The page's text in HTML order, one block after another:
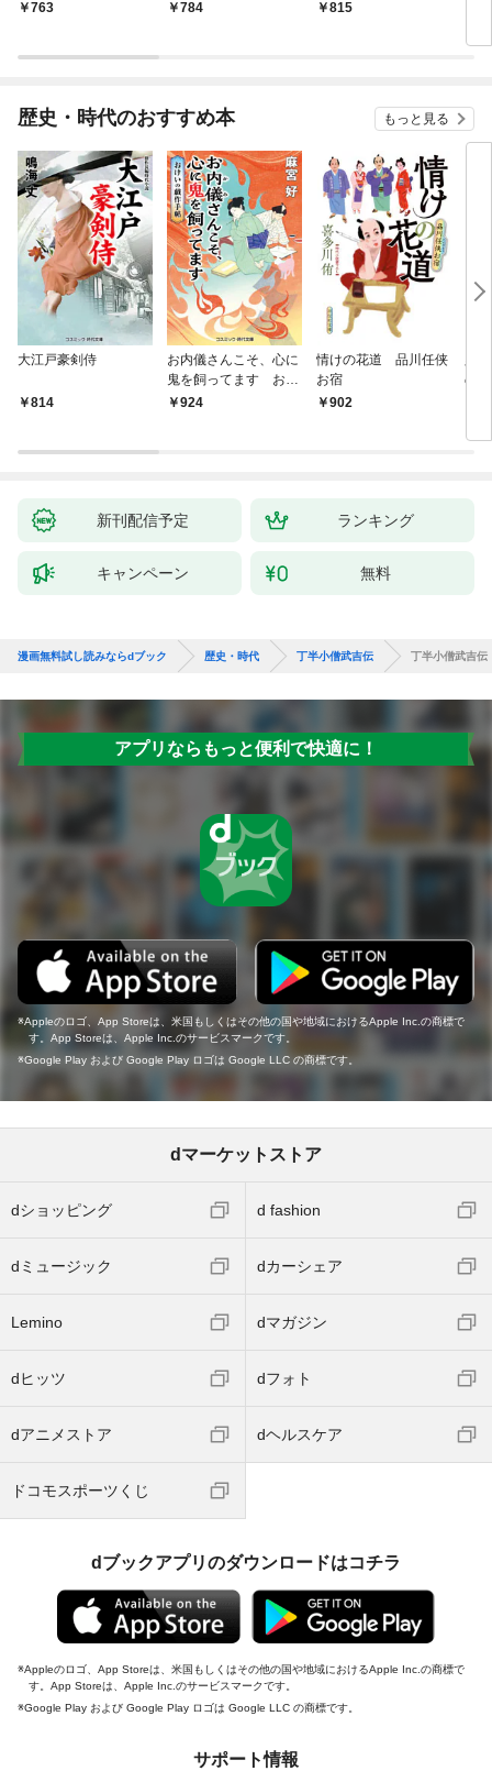
763 784 815
歴史・時代のおすすめ本 もっと見る
大江戸豪剣侍
814
お内儀さんこそ、心に
鬼を飼ってます おけ
いの戯作手帖
924
情けの花道 品川任侠
お宿
902
の
新刊配信予定 ランキング
キャンペーン 無料
漫画無料試し読みならdブック 歴史・時代 丁半小僧武吉伝 丁半小僧武吉
アプリならもっと便利で快適に！
Appleのロゴ、App Storeは、米国もしくはその他の国や地域におけるApple Inc.の商標で
す。App Storeは、Apple Inc.のサービスマークです。
Google Play および Google Play ロゴは Google LLC の商標です。
dマーケットストア
dショッピング d fashion
dミュージック dカーシェア
Lemino dマガジン
dヒッツ dフォト
dアニメストア dヘルスケア
ドコモスポーツくじ
dブックアプリのダウンロードはコチラ
Appleのロゴ、App Storeは、米国もしくはその他の国や地域におけるApple Inc.の商標で
す。App Storeは、Apple Inc.のサービスマークです。
Google Play および Google Play ロゴは Google LLC の商標です。
サポート情報